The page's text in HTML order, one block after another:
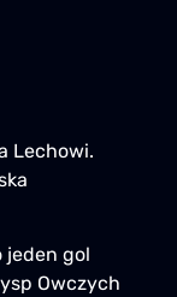
Lechowi.
jeden gol
Owczych